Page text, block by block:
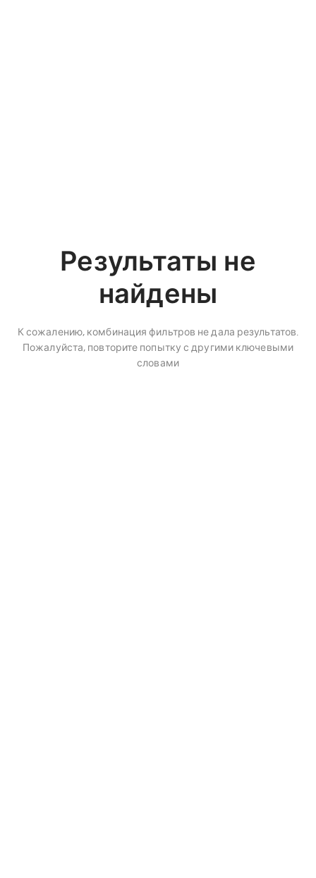
Результаты не
найдены
К сожалению, комбинация фильтров не дала результатов.
Пожалуйста, повторите попытку с другими ключевыми
словами